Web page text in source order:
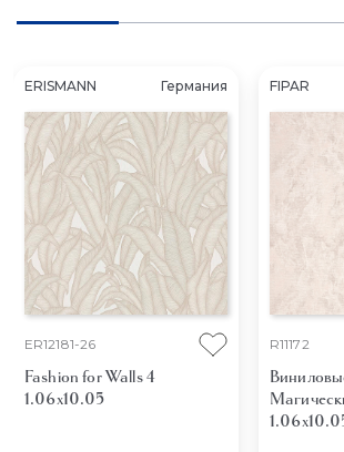
ERISMANN Германия
ER12181-26
Fashion for Walls 4
1.06x10.05
FIPAR
R11172